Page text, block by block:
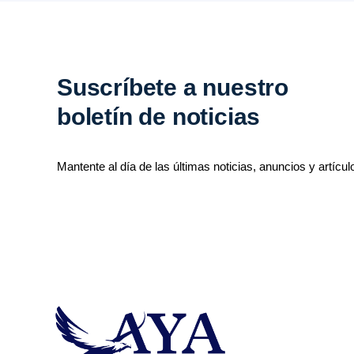
Suscríbete a nuestro
boletín de noticias
Mantente al día de las últimas noticias, anuncios y